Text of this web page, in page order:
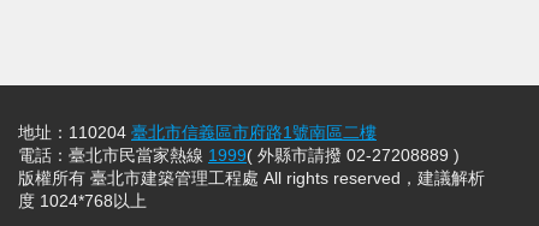
地址：110204 臺北市信義區市府路1號南區二樓
電話：臺北市民當家熱線 1999( 外縣市請撥 02-27208889 )
版權所有 臺北市建築管理工程處 All rights reserved，建議解析
度 1024*768以上